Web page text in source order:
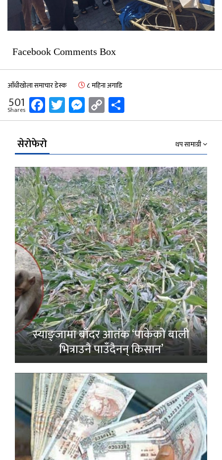
Facebook Comments Box
आँधीखोला समाचार डेस्क ८ महिना अगाडि
501
Shares Facebook
Twitter
Messenger
Copy
Link
सेरोफेरो थप सामाग्री
स्याङ्जामा बाँदर आतंक ‘पाकेको बाली
भित्राउनै पाउँदैनन् किसान’